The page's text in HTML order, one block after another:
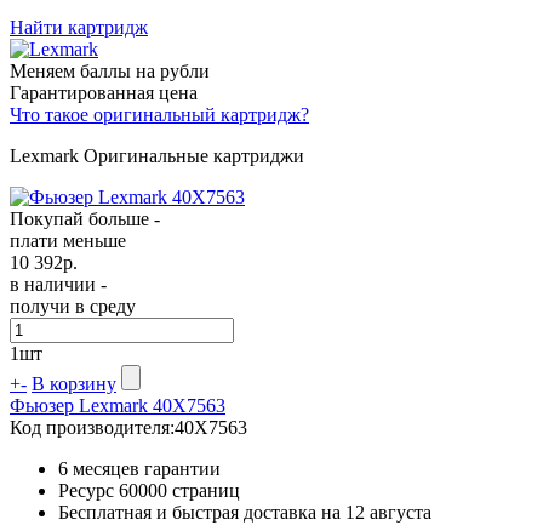
Найти картридж
Меняем баллы на рубли
Гарантированная цена
Что такое оригинальный картридж?
Lexmark Оригинальные картриджи
Покупай больше -
плати меньше
10 392р.
в наличии -
получи в среду
1шт
+- В корзину
Фьюзер Lexmark 40X7563
Код производителя:40X7563
6 месяцев гарантии
Ресурс 60000 страниц
Бесплатная и быстрая доставка на 12 августа